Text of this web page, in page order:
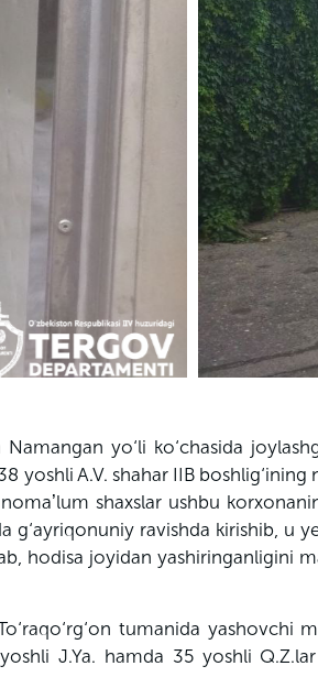
yo‘li ko‘chasida
yoshli A.V. shahar IIB boshlig‘ining
shaxslar ushbu
ravishda kirishib, u
hodisa joyidan yashiringanligini
tumanida yashovchi
J.Ya. hamda 35 yoshli